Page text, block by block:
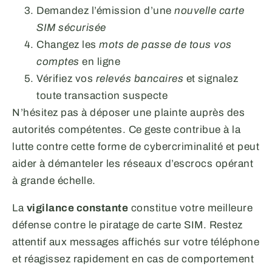
Demandez l’émission d’une nouvelle carte
SIM sécurisée
Changez les mots de passe de tous vos
comptes en ligne
Vérifiez vos relevés bancaires et signalez
toute transaction suspecte
N’hésitez pas à déposer une plainte auprès des
autorités compétentes. Ce geste contribue à la
lutte contre cette forme de cybercriminalité et peut
aider à démanteler les réseaux d’escrocs opérant
à grande échelle.
La vigilance constante constitue votre meilleure
défense contre le piratage de carte SIM. Restez
attentif aux messages affichés sur votre téléphone
et réagissez rapidement en cas de comportement